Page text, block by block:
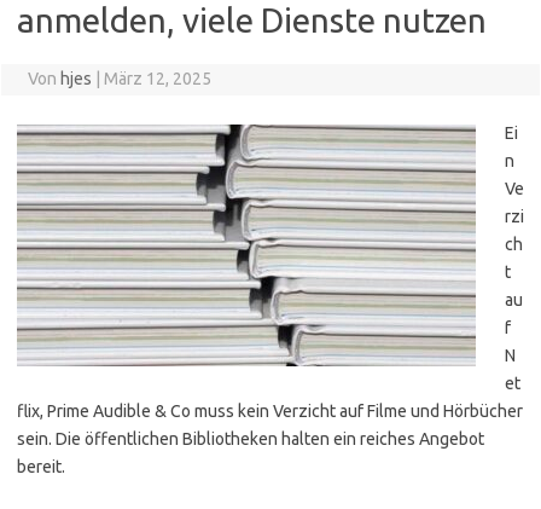
anmelden, viele Dienste nutzen
Von hjes März 12, 2025
Ei
n
Ve
rzi
ch
t
au
f
N
et
flix, Prime Audible & Co muss kein Verzicht auf Filme und Hörbücher
sein. Die öffentlichen Bibliotheken halten ein reiches Angebot
bereit.